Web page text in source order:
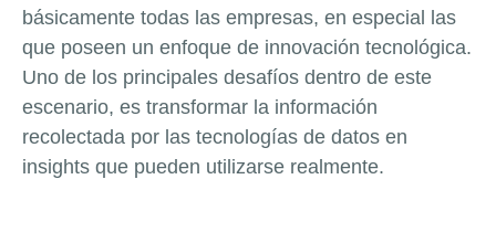
básicamente todas las empresas, en especial las
que poseen un enfoque de innovación tecnológica.
Uno de los principales desafíos dentro de este
escenario, es transformar la información
recolectada por las tecnologías de datos en
insights que pueden utilizarse realmente.